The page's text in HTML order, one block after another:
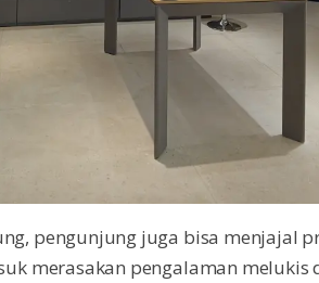
pengunjung juga bisa menjajal
merasakan pengalaman melukis